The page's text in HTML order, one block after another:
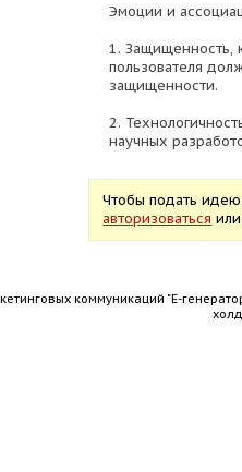
Эмоции и
1. Защищенность,
пользователя
защищенности.
2.
научных
Чтобы подать
авторизоваться
коммуникаций "Е-